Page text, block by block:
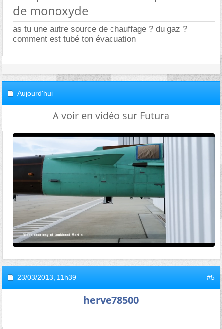
de monoxyde
as tu une autre source de chauffage ? du gaz ?
comment est tubé ton évacuation
Aujourd'hui
A voir en vidéo sur Futura
23/03/2013, 11h39 #5
herve78500